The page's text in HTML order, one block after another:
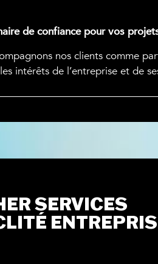
de confiance pour vos
nos clients comme
intérêts de l’entreprise et de
SERVICES